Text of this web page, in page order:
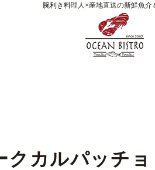
腕利き料理人×産地直送の新鮮魚介
クカルパッチョ